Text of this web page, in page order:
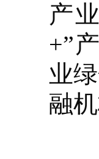
产
+”
业
融
（